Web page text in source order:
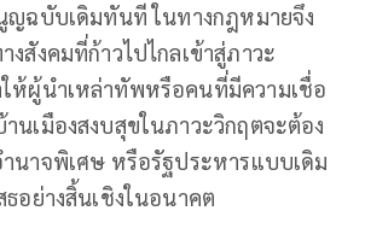
ญฉบับเดิมทันที ในทางกฎหมายจึง
งสังคมที่ก้าวไปไกลเข้าสู่ภาวะ
ห้ผู้นำเหล่าทัพหรือคนที่มีความเชื่อ
นเมืองสงบสุขในภาวะวิกฤตจะต้อง
ำนาจพิเศษ หรือรัฐประหารแบบเดิม
อย่างสิ้นเชิงในอนาคต